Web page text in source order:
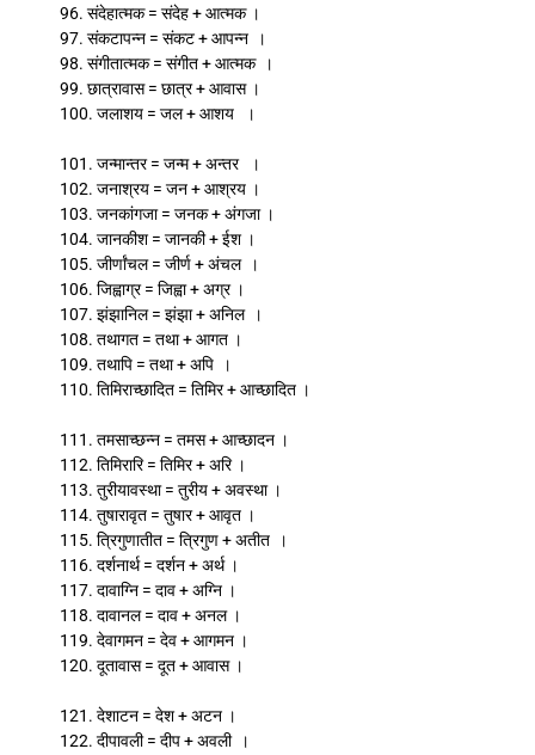
96. संदेहात्मक = संदेह + आत्मक ।
97. संकटापन्न = संकट + आपन्न ।
98. संगीतात्मक = संगीत + आत्मक ।
99. छात्रावास = छात्र + आवास ।
100. जलाशय = जल + आशय ।
101. जन्मान्तर = जन्म + अन्तर ।
102. जनाश्रय = जन + आश्रय ।
103. जनकांगजा = जनक + अंगजा ।
104. जानकीश = जानकी + ईश ।
105. जीर्णांचल = जीर्ण + अंचल ।
106. जिह्वाग्र = जिह्वा + अग्र ।
107. झंझानिल = झंझा + अनिल ।
108. तथागत = तथा + आगत ।
109. तथापि = तथा + अपि ।
110. तिमिराच्छादित = तिमिर + आच्छादित ।
111. तमसाच्छन्न = तमस + आच्छादन ।
112. तिमिरारि = तिमिर + अरि ।
113. तुरीयावस्था = तुरीय + अवस्था ।
114. तुषारावृत = तुषार + आवृत ।
115. त्रिगुणातीत = त्रिगुण + अतीत ।
116. दर्शनार्थ = दर्शन + अर्थ ।
117. दावाग्नि = दाव + अग्नि ।
118. दावानल = दाव + अनल ।
119. देवागमन = देव + आगमन ।
120. दूतावास = दूत + आवास ।
121. देशाटन = देश + अटन ।
122. दीपावली = दीप + अवली ।